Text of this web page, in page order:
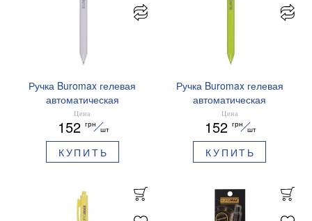
Ручка Buromax гелевая
автоматическая
PRESTIGE SILVER 0,5 мм
синие чернила BM.83102
Цена
152 грн
шт
КУПИТЬ
Ручка Buromax гелевая
автоматическая
PRESTIGE GOLD 0,5 мм
синие чернила BM.83101
Цена
152 грн
шт
КУПИТЬ